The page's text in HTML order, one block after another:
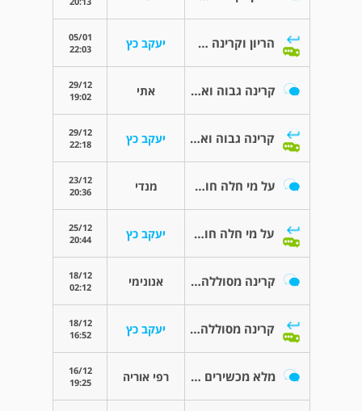
הריון וקרינה שימוש במחשב נייד יעקב כץ
05/01
22:03
קרינה גבוה ואפשרות למתן אתי
29/12
19:02
קרינה גבוה ואפשרות למתן יעקב כץ
29/12
22:18
על מי חלה חובת בדיקת הקרינה בבניין דיירים? מנדי
23/12
20:36
על מי חלה חובת בדיקת הקרינה בבניין דיירים? יעקב כץ
25/12
20:44
קרינה מסוללה של אופניים חשמליים. אנונימי
18/12
02:12
קרינה מסוללה של אופניים חשמליים. יעקב כץ
18/12
16:52
מלא מכשירים במשרד עבודה רפי אוריה
16/12
19:25